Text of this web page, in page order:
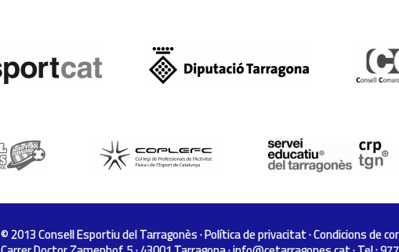
© 2013 Consell Esportiu del Tarragonès ·Política de privacitat·Condicions de